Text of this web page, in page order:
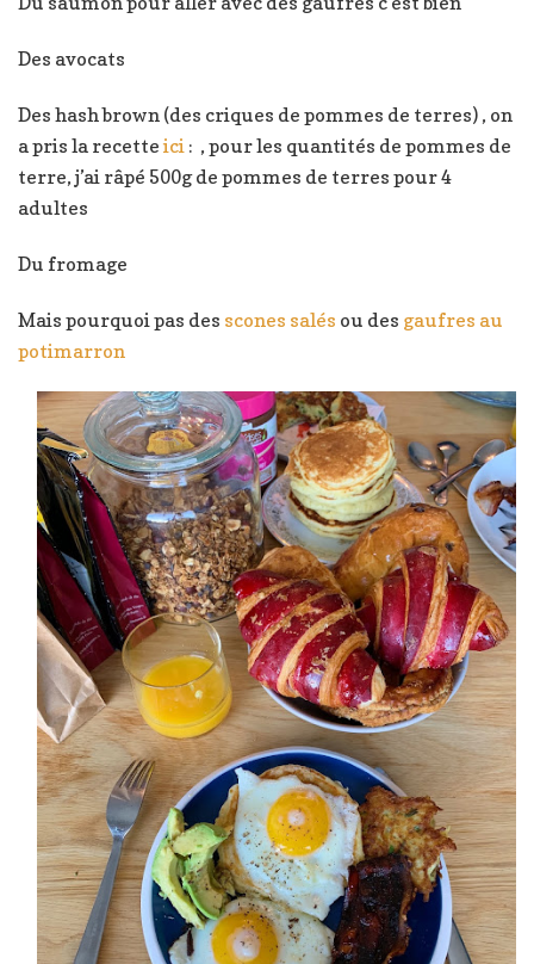
Des avocats
Des hash brown (des criques de pommes de terres) , on
a pris la recetteici : , pour les quantités de pommes de
terre, j’ai râpé 500g de pommes de terres pour 4
adultes
Du fromage
Mais pourquoi pas des scones salés ou des gaufres au
potimarron